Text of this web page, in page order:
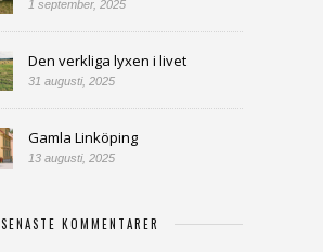
1 september, 2025
Den verkliga lyxen i livet
31 augusti, 2025
Gamla Linköping
13 augusti, 2025
SENASTE KOMMENTARER